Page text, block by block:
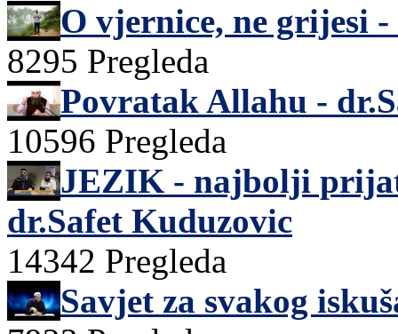
O vjernice, ne grijesi
8295 Pregleda
Povratak Allahu -
10596 Pregleda
JEZIK - najbolji
dr.Safet Kuduzovic
14342 Pregleda
Savjet za svakog